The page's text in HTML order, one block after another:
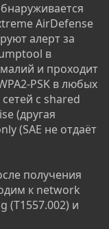
AirDefense
алерт за
в
и проходит
PSK в любых
с shared
(другая
(SAE не отдаёт
получения
к network
(T1557.002) и